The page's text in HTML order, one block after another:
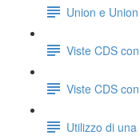
Union e
Viste CDS
Viste CDS
Utilizzo di